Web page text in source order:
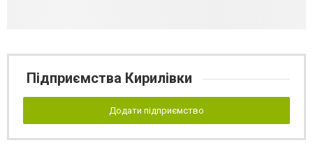
Підприємства Кирилівки
Додати підприємство